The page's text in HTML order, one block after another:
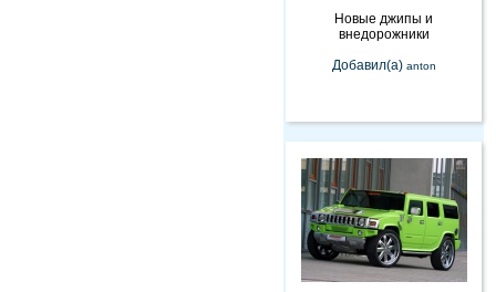
Новые джипы и
внедорожники
Добавил(а) anton